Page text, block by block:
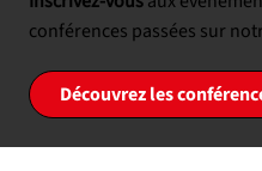
conférences passées sur
Découvrez les